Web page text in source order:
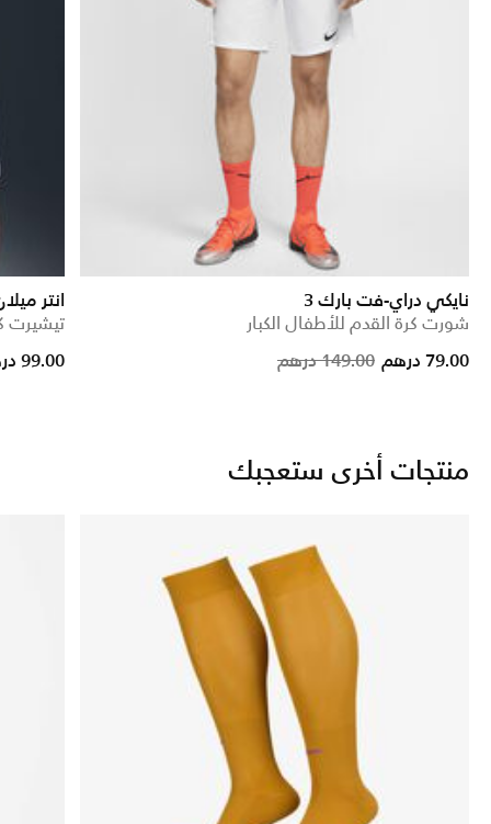
نايكي دراي-فت بارك 3
شورت كرة القدم للأطفال الكبار
Price 149.00 درهم to79.00 درهم
انتر
تيشيرت
reduced from
to99.00 درهم
منتجات أخرى ستعجبك